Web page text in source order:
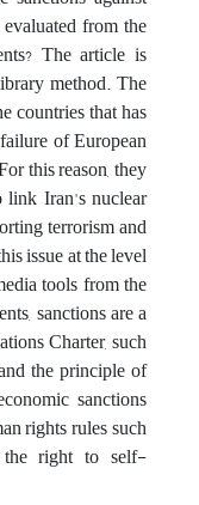
from the
The article is
method. The
countries that has
of European
this reason, they
link Iran's nuclear
terrorism and
issue at the level
tools from the
sanctions are a
Charter, such
the principle of
sanctions
rights rules such
right to self-